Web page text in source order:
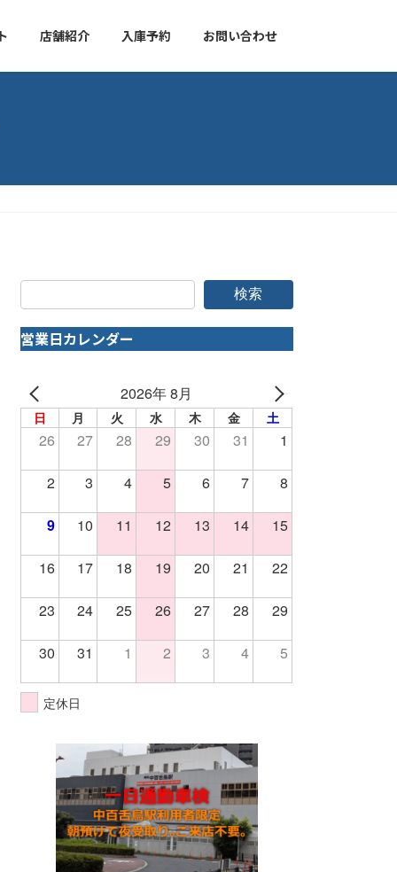
店舗紹介 入庫予約 お問い合わせ
検索
営業日カレンダー
2026年 8月
日 月 火 水 木 金 土
26 27 28 29 30 31 1
2 3 4 5 6 7 8
9 10 11 12 13 14 15
16 17 18 19 20 21 22
23 24 25 26 27 28 29
30 31 1 2 3 4 5
定休日